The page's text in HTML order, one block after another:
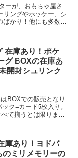
ーが、おもちゃ屋さ
リングやホッケー、シ
ばかり！他にも多数の
在庫あり！ポケ
グ BOXの在庫あ
開封シュリンク
BOXでの販売となり
ク=カード5枚入り。
て揃うとは限りませ
庫あり！ヨドバ
のミリメモリーの